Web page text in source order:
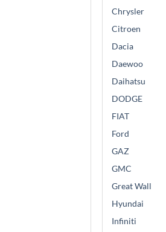
Chrysler
Citroen
Dacia
Daewoo
Daihatsu
DODGE
FIAT
Ford
GAZ
GMC
Great Wall
Hyundai
Infiniti